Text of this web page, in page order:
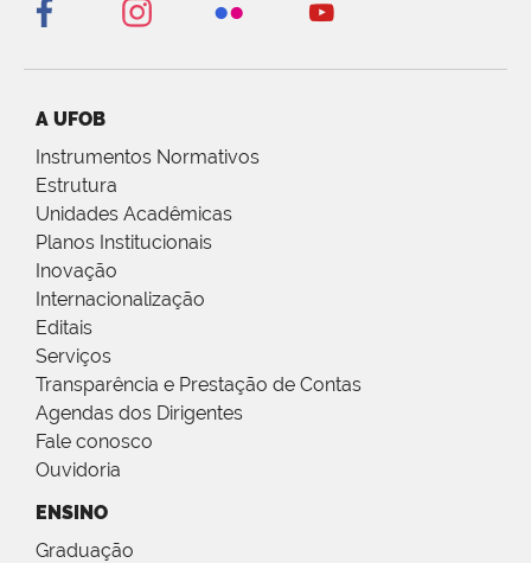
A UFOB
Instrumentos Normativos
Estrutura
Unidades Acadêmicas
Planos Institucionais
Inovação
Internacionalização
Editais
Serviços
Transparência e Prestação de Contas
Agendas dos Dirigentes
Fale conosco
Ouvidoria
ENSINO
Graduação